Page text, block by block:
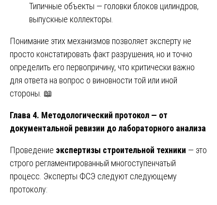
Типичные объекты — головки блоков цилиндров,
выпускные коллекторы.
Понимание этих механизмов позволяет эксперту не
просто констатировать факт разрушения, но и точно
определить его первопричину, что критически важно
для ответа на вопрос о виновности той или иной
стороны. 📖
Глава 4. Методологический протокол — от
документальной ревизии до лабораторного анализа
Проведение экспертизы строительной техники — это
строго регламентированный многоступенчатый
процесс. Эксперты ФСЭ следуют следующему
протоколу: